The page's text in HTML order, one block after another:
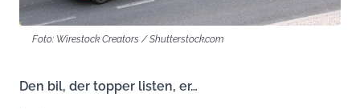
Foto: Wirestock Creators / Shutterstock.com
Den bil, der topper listen, er…